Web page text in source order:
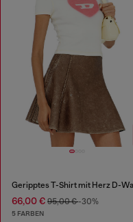
66,00 € 95,00 €-30%
5 FARBEN